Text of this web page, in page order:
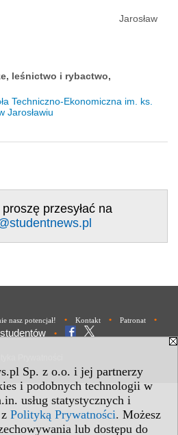
Sp. z o.o. i jej partnerzy
i podobnych technologii w
usług statystycznych i
Polityką Prywatności. Możesz
lub dostępu do
Jarosław
leśnictwo i rybactwo,
Techniczno-Ekonomiczna im. ks.
Jarosławiu
przesyłać na
nasz potencjał! • Kontakt • Patronat •
•